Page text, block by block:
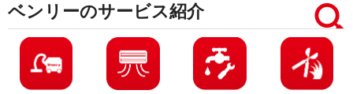
ベンリーのサービス紹介